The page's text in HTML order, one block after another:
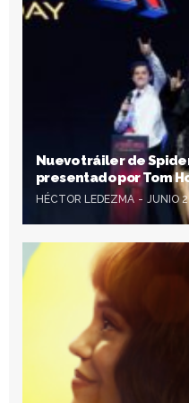
Nuevo tráiler de
presentado por Tom
HÉCTOR LEDEZMA JUNIO